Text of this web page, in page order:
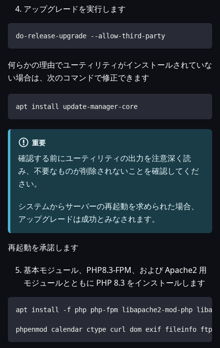
アップグレードを実行します
do-release-upgrade --allow-third-party
何らかの理由でユーティリティがインストールされていな
い場合は、次のコマンドで修正できます
apt install update-manager-core
重要
確認する前にユーティリティの出力を注意深く読
み、不要なものが削除されないことを確認してくだ
さい。
システムからサーバーの再起動を求められた場合、
アップグレードは成功とみなされます。
再起動を承諾します
基本モジュール、PHP8.3-FPM、および Apache2 用
モジュールとともに PHP 8.3 をインストールします
apt install -f php php-fpm libapache2-mod-php
phpenmod calendar ctype curl dom exif fileinfo ftp